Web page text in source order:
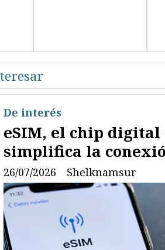
eSIM, el chip digital
simplifica la
Shelknamsur
De interés
26/07/2026